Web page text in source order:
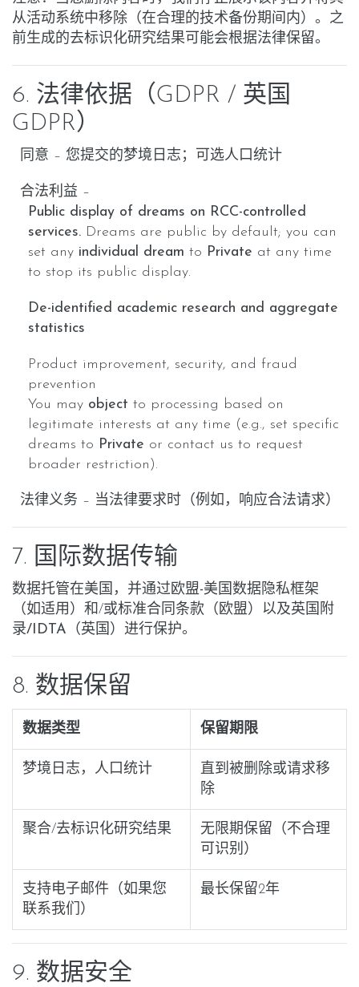
从活动系统中移除（在合理的技术备份期间内）。 之
前生成的去标识化研究结果可能会根据法律保留。
6. 法律依据（GDPR / 英国
GDPR）
同意 – 您提交的梦境日志； 可选人口统计
合法利益 –
Public display of dreams on RCC-controlled
services. Dreams are public by default; you can
set any individual dream to Private at any time
to stop its public display.
De-identified academic research and aggregate
statistics
Product improvement, security, and fraud
prevention
You may object to processing based on
legitimate interests at any time (e.g., set specific
dreams to Private or contact us to request
broader restriction).
法律义务 – 当法律要求时（例如，响应合法请求）
7. 国际数据传输
数据托管在美国，并通过欧盟-美国数据隐私框架
（如适用）和/或标准合同条款 （欧盟）以及英国附
录/IDTA （英国）进行保护。
8. 数据保留
数据类型 保留期限
梦境日志，人口统计
直到被删除或请求移
除
聚合/去标识化研究结果
无限期保留（不合理
可识别）
支持电子邮件（如果您
联系我们）
最长保留2年
9. 数据安全